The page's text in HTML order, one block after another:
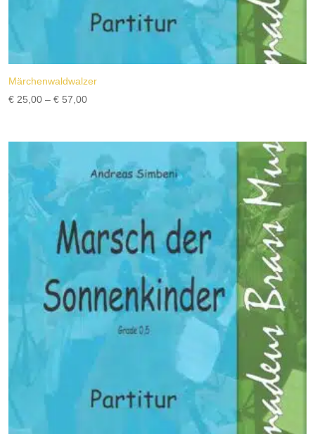
Märchenwaldwalzer
€ 25,00 – € 57,00Preisspanne: